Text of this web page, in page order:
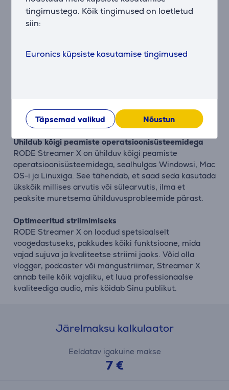
tingimustega. Kõik tingimused on loetletud
siin:
Euronics küpsiste kasutamise tingimused
Täpsemad valikud Nõustun
neli kohandatavat SMART-padi, mis võimaldavad Sinul
helisid, hääle efekte ja muid kaasahaaravaid elemente
vajadusel aktiveerida.
Lihtne ühendus ja kasutus
Streamer X on varustatud Phantom toitega XLR
heli salvestada otse arvutisse, ilma et oleks vaja
täiendavaid seadmeid.
Ühildub kõigi peamiste operatsioonisüsteemidega
RODE Streamer X on ühilduv kõigi peamiste
operatsioonisüsteemidega, sealhulgas Windowsi, Mac
OS-i ja Linuxiga. See tähendab, et saad seda kasutada
ükskõik millises arvutis või sülearvutis, ilma et
peaksite muretsema ühilduvusprobleemide pärast.
Optimeeritud striimimiseks
RODE Streamer X on loodud spetsiaalselt
voogedastuseks, pakkudes kõiki funktsioone, mida
vajad sujuva ja kvaliteetse striimi jaoks. Võid olla
vlogger, podcaster või mängustriimer, Streamer X
annab teile kõik vajaliku, et luua professionaalse
kvaliteediga audio, mis köidab Sinu publikut.
Järelmaksu kalkulaator
Eeldatav igakuine makse
7 €